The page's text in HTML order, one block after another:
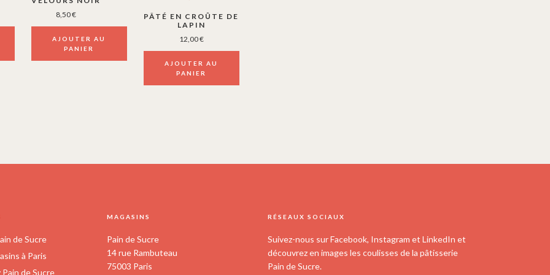
8,50€
AJOUTER AU
PANIER
PÂTÉ EN CROÛTE DE
LAPIN
12,00€
AJOUTER AU
PANIER
de Sucre
à Paris
de Sucre
MAGASINS
Pain de Sucre
14 rue Rambuteau
75003 Paris
RÉSEAUX SOCIAUX
Suivez-nous sur Facebook, Instagram et LinkedIn et
découvrez en images les coulisses de la pâtisserie
Pain de Sucre.